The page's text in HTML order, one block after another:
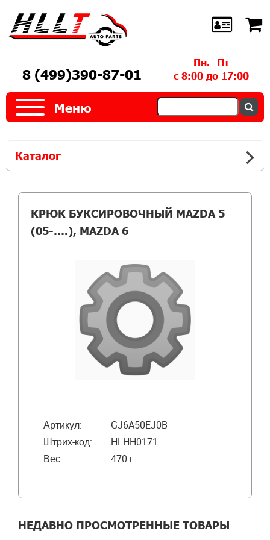
8 (499)390-87-01
Пн.- Пт
с 8:00 до 17:00
Меню
Каталог
КРЮК БУКСИРОВОЧНЫЙ MAZDA 5
(05-….), MAZDA 6
Артикул:
GJ6A50EJ0B
Штрих-код:
HLHH0171
Вес:
470 г
НЕДАВНО ПРОСМОТРЕННЫЕ ТОВАРЫ